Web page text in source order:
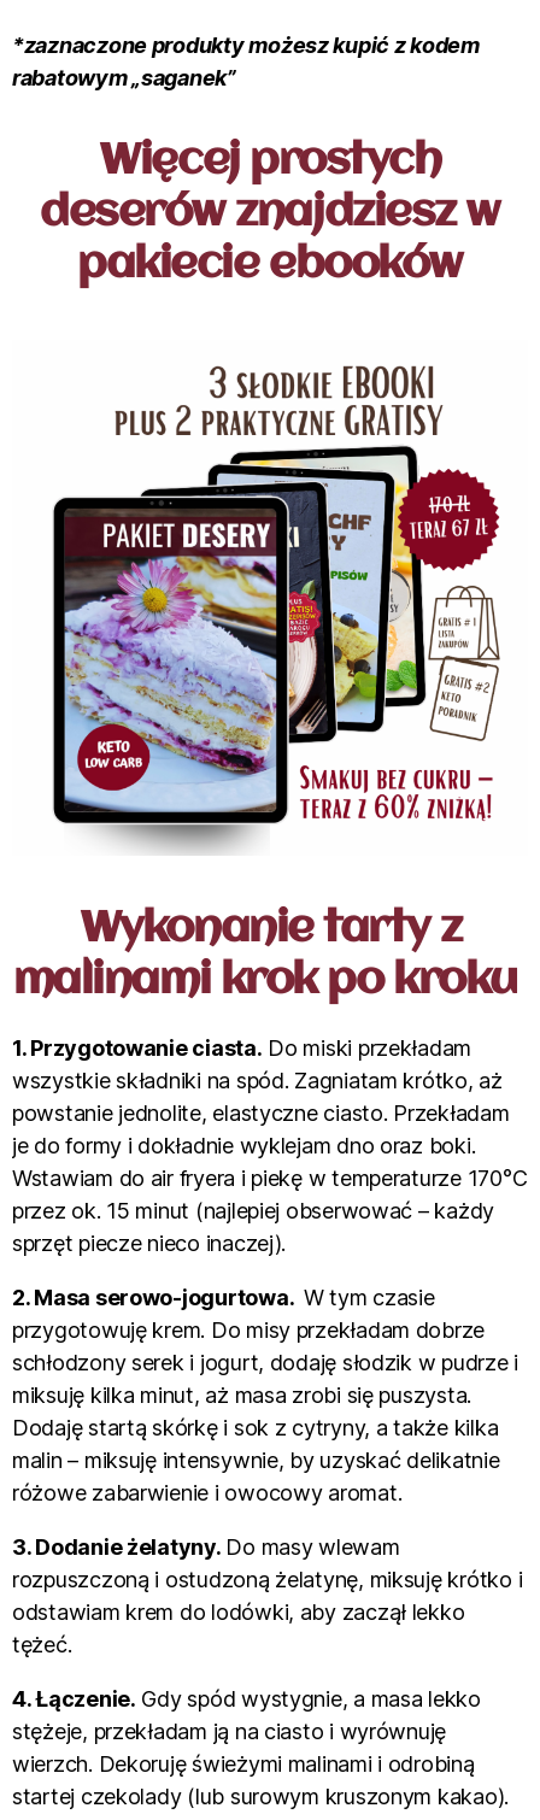
*zaznaczone produkty możesz kupić z kodem
rabatowym „saganek”
Więcej prostych
deserów znajdziesz w
pakiecie ebooków
Wykonanie tarty z
malinami krok po kroku
1. Przygotowanie ciasta. Do miski przekładam
wszystkie składniki na spód. Zagniatam krótko, aż
powstanie jednolite, elastyczne ciasto. Przekładam
je do formy i dokładnie wyklejam dno oraz boki.
Wstawiam do air fryera i piekę w temperaturze 170°C
przez ok. 15 minut (najlepiej obserwować – każdy
sprzęt piecze nieco inaczej).
2. Masa serowo-jogurtowa. W tym czasie
przygotowuję krem. Do misy przekładam dobrze
schłodzony serek i jogurt, dodaję słodzik w pudrze i
miksuję kilka minut, aż masa zrobi się puszysta.
Dodaję startą skórkę i sok z cytryny, a także kilka
malin – miksuję intensywnie, by uzyskać delikatnie
różowe zabarwienie i owocowy aromat.
3. Dodanie żelatyny. Do masy wlewam
rozpuszczoną i ostudzoną żelatynę, miksuję krótko i
odstawiam krem do lodówki, aby zaczął lekko
tężeć.
4. Łączenie. Gdy spód wystygnie, a masa lekko
stężeje, przekładam ją na ciasto i wyrównuję
wierzch. Dekoruję świeżymi malinami i odrobiną
startej czekolady (lub surowym kruszonym kakao).